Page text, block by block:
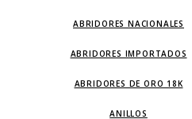
ABRIDORES NACIONALES
ABRIDORES IMPORTADOS
ABRIDORES DE ORO 18K
ANILLOS